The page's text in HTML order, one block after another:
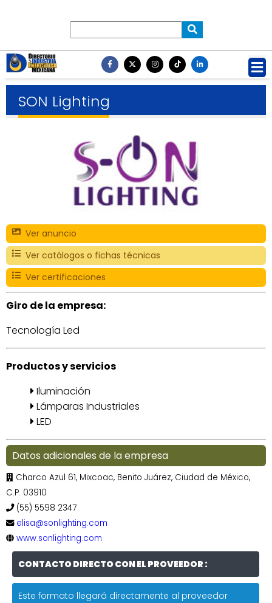
SON Lighting
Ver anuncio
Ver catálogos o fichas técnicas
Ver certificaciones
Giro de la empresa:
Tecnología Led
Productos y servicios
Iluminación
Lámparas Industriales
LED
Datos adicionales de la empresa
Charco Azul 61, Mixcoac, Benito Juárez, Ciudad de México,
C.P. 03910
(55) 5598 2347
elisa@sonlighting.com
www.sonlighting.com
CONTACTO DIRECTO CON EL PROVEEDOR :
Este formato llegará directamente al proveedor